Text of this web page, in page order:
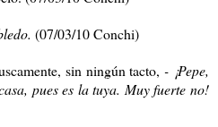
(07/03/10 Conchi)
sin ningún tacto,- ¡Pepe,
pues es la tuya. Muy fuerte no!